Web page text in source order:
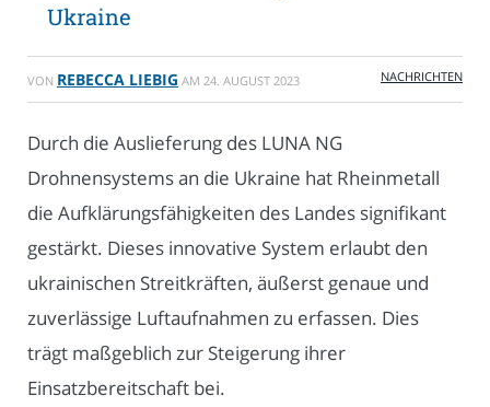
Ukraine
VON REBECCA LIEBIG AM 24. AUGUST 2023 NACHRICHTEN
Durch die Auslieferung des LUNA NG
Drohnensystems an die Ukraine hat Rheinmetall
die Aufklärungsfähigkeiten des Landes signifikant
gestärkt. Dieses innovative System erlaubt den
ukrainischen Streitkräften, äußerst genaue und
zuverlässige Luftaufnahmen zu erfassen. Dies
trägt maßgeblich zur Steigerung ihrer
Einsatzbereitschaft bei.